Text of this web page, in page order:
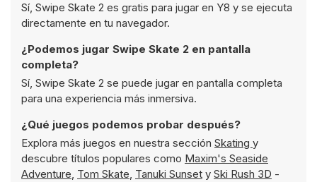
Sí, Swipe Skate 2 es gratis para jugar en Y8 y se ejecuta
directamente en tu navegador.
¿Podemos jugar Swipe Skate 2 en pantalla
completa?
Sí, Swipe Skate 2 se puede jugar en pantalla completa
para una experiencia más inmersiva.
¿Qué juegos podemos probar después?
Explora más juegos en nuestra sección Skating y
descubre títulos populares como Maxim's Seaside
Adventure, Tom Skate, Tanuki Sunset y Ski Rush 3D -